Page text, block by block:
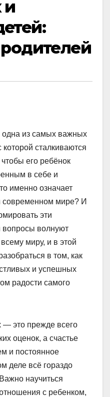
и
одна из самых важных
которой сталкиваются
его ребёнок
в себе и
именно означает
современном мире? И
эти
вопросы волнуют
миру, и в этой
в том, как
и успешных
радости самого
— это прежде всего
оценок, а счастье
и постоянное
деле всё гораздо
научиться
с ребенком,